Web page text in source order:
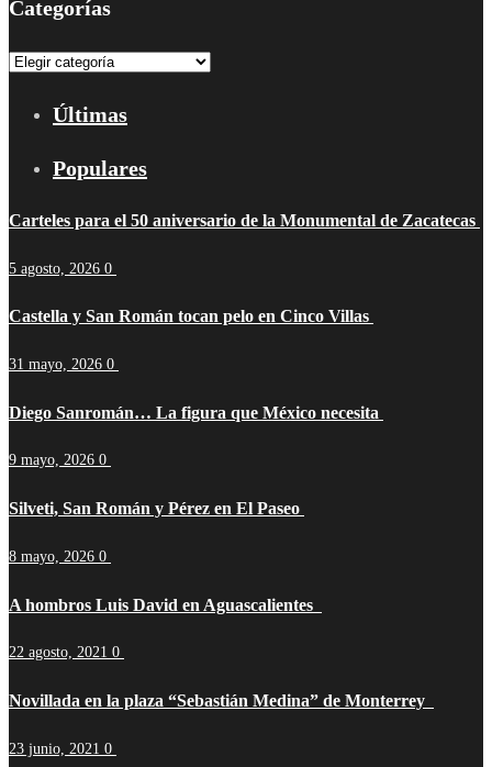
Categorías
Categorías
Últimas
Populares
Carteles para el 50 aniversario de la Monumental de Zacatecas
5 agosto, 2026 0
Castella y San Román tocan pelo en Cinco Villas
31 mayo, 2026 0
Diego Sanromán… La figura que México necesita
9 mayo, 2026 0
Silveti, San Román y Pérez en El Paseo
8 mayo, 2026 0
A hombros Luis David en Aguascalientes
22 agosto, 2021 0
Novillada en la plaza “Sebastián Medina” de Monterrey
23 junio, 2021 0